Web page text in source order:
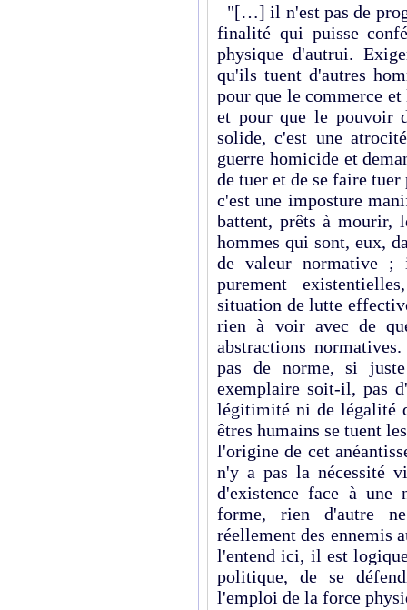
"[…] il n'est pas de
finalité qui puisse
physique d'autrui.
qu'ils tuent d'autres
pour que le commerce
et pour que le pouvoir
solide, c'est une
guerre homicide et
de tuer et de se faire
c'est une imposture
battent, prêts à mourir,
hommes qui sont, eux,
de valeur normative ;
purement
situation de lutte
rien à voir avec de
abstractions
pas de norme, si
exemplaire soit-il, pas
légitimité ni de légalité
êtres humains se tuent
l'origine de cet
n'y a pas la nécessité
d'existence face à une
forme, rien d'autre
réellement des ennemis
l'entend ici, il est
politique, de se
l'emploi de la force